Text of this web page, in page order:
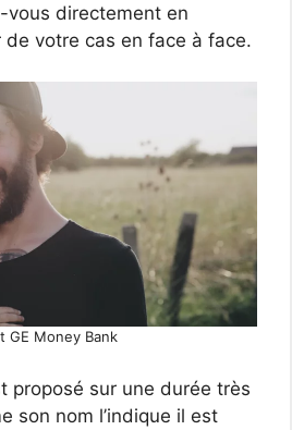
vous directement en
de votre cas en face à face.
GE Money Bank
proposé sur une durée très
son nom l’indique il est